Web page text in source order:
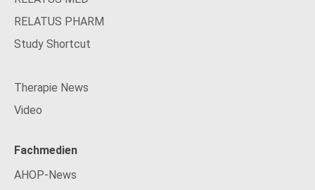
RELATUS PHARM
Study Shortcut
Therapie News
Video
Fachmedien
AHOP-News